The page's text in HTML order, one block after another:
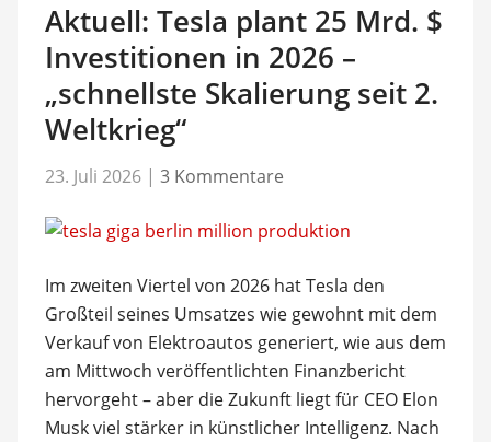
Aktuell: Tesla plant 25 Mrd. $
Investitionen in 2026 –
„schnellste Skalierung seit 2.
Weltkrieg“
23. Juli 2026 | 3 Kommentare
Im zweiten Viertel von 2026 hat Tesla den
Großteil seines Umsatzes wie gewohnt mit dem
Verkauf von Elektroautos generiert, wie aus dem
am Mittwoch veröffentlichten Finanzbericht
hervorgeht – aber die Zukunft liegt für CEO Elon
Musk viel stärker in künstlicher Intelligenz. Nach